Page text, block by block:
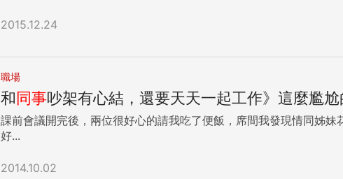
2015.12.24
職場
和同事吵架有心結，還要天天一起工作》這麼尷尬
課前會議開完後，兩位很好心的請我吃了便飯，席間我發現情同姊
好...
2014.10.02